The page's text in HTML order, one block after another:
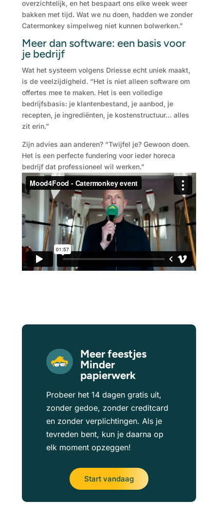
overzichtelijk, en het bespaart ons elke week weer
bakken met tijd. Wat we nu doen, hadden we zonder
Catermonkey simpelweg niet kunnen bolwerken.”
Meer dan software: een basis voor
je bedrijf
Wat het systeem volgens Driesse echt uniek maakt,
is de veelzijdigheid. “Het is niet alleen software om
offertes mee te maken. Het is een volledige
bedrijfsbasis: je klantenbestand, je aanbod, je
recepten, je ingrediënten, je kostenstructuur… alles
zit erin.”
Zijn advies aan anderen? “Twijfel je? Gewoon doen.
Het is een perfecte fundering voor ieder horeca
bedrijf dat professioneel wil werken.”
Meer feestjes
Minder
papierwerk
Probeer het 14 dagen gratis uit,
zonder gedoe, zonder creditcard
en zonder verplichtingen. Als je
tevreden bent, kun je daarna op
elk moment opzeggen!
Start vandaag